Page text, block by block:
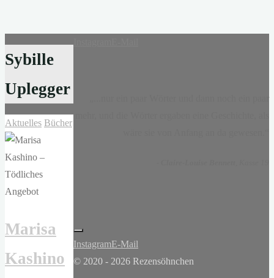
Sybille
Uplegger
Aktuelles Bücher
Marisa
Kashino
InstagramE-Mail
© 2020 - 2026 Rezensöhnchen